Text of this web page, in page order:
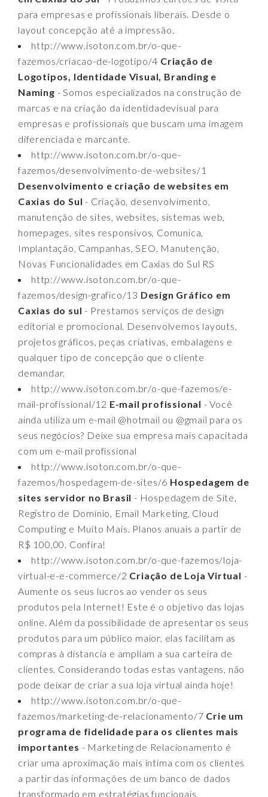
para empresas e profissionais liberais. Desde o
layout concepção até a impressão.
http://www.isoton.com.br/o-que-
fazemos/criacao-de-logotipo/4 Criação de
Logotipos, Identidade Visual, Branding e
Naming - Somos especializados na construção de
marcas e na criação da identidadevisual para
empresas e profissionais que buscam uma imagem
diferenciada e marcante.
http://www.isoton.com.br/o-que-
fazemos/desenvolvimento-de-websites/1
Desenvolvimento e criação de websites em
Caxias do Sul - Criação, desenvolvimento,
manutenção de sites, websites, sistemas web,
homepages, sites responsivos, Comunica,
Implantação, Campanhas, SEO, Manutenção,
Novas Funcionalidades em Caxias do Sul RS
http://www.isoton.com.br/o-que-
fazemos/design-grafico/13 Design Gráfico em
Caxias do sul - Prestamos serviços de design
editorial e promocional. Desenvolvemos layouts,
projetos gráficos, peças criativas, embalagens e
qualquer tipo de concepção que o cliente
demandar.
http://www.isoton.com.br/o-que-fazemos/e-
mail-profissional/12 E-mail profissional - Você
ainda utiliza um e-mail @hotmail ou @gmail para os
seus negócios? Deixe sua empresa mais capacitada
com um e-mail profissional
http://www.isoton.com.br/o-que-
fazemos/hospedagem-de-sites/6 Hospedagem de
sites servidor no Brasil - Hospedagem de Site,
Registro de Domínio, Email Marketing, Cloud
Computing e Muito Mais. Planos anuais a partir de
R$ 100,00. Confira!
http://www.isoton.com.br/o-que-fazemos/loja-
virtual-e-e-commerce/2 Criação de Loja Virtual -
Aumente os seus lucros ao vender os seus
produtos pela Internet! Este é o objetivo das lojas
online. Além da possibilidade de apresentar os seus
produtos para um público maior, elas facilitam as
compras à distancia e ampliam a sua carteira de
clientes. Considerando todas estas vantagens, não
pode deixar de criar a sua loja virtual ainda hoje!
http://www.isoton.com.br/o-que-
fazemos/marketing-de-relacionamento/7 Crie um
programa de fidelidade para os clientes mais
importantes - Marketing de Relacionamento é
criar uma aproximação mais íntima com os clientes
a partir das informações de um banco de dados
transformado em estratégias funcionais.